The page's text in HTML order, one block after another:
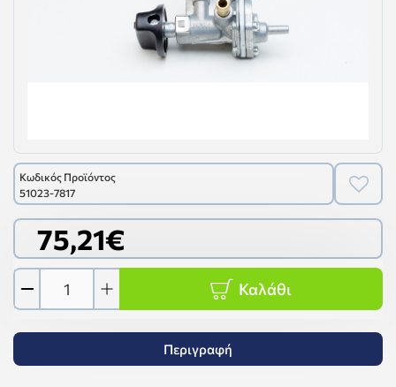
Κωδικός Προϊόντος
51023-7817
75,21€
Καλάθι
Περιγραφή